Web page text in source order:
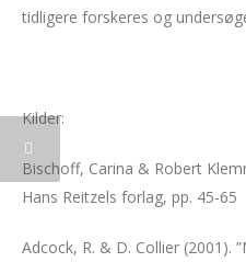
tidligere forskeres og
Kilder:
Bischoff, Carina & Robert
Hans Reitzels forlag, pp. 45-65
Adcock, R. & D. Collier (2001).